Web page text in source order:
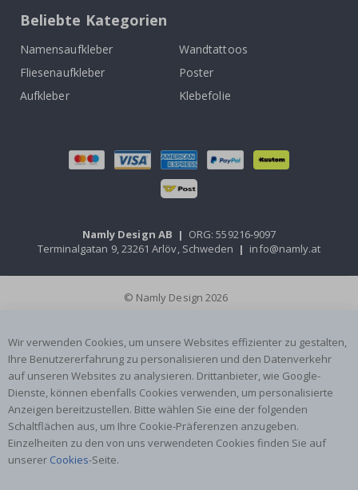
Beliebte Kategorien
Namensaufkleber
Wandtattoos
Fliesenaufkleber
Poster
Aufkleber
Klebefolie
Namly Design AB | ORG: 559216-9097
Terminalgatan 9, 23261 Arlöv, Schweden | info@namly.at
© Namly Design 2026
Wir verwenden Cookies, um unsere Websites effizienter zu gestalten,
Ihre Benutzererfahrung zu personalisieren und den Datenverkehr
auf unseren Websites zu analysieren. Drittanbieter, wie Google-
Dienste, können ebenfalls Cookies verwenden, um personalisierte
Anzeigen bereitzustellen. Bitte wählen Sie eine der folgenden
Schaltflächen aus, um Ihre Cookie-Präferenzen anzugeben.
Einzelheiten zu den von uns verwendeten Cookies finden Sie auf
unserer Cookies-Seite.